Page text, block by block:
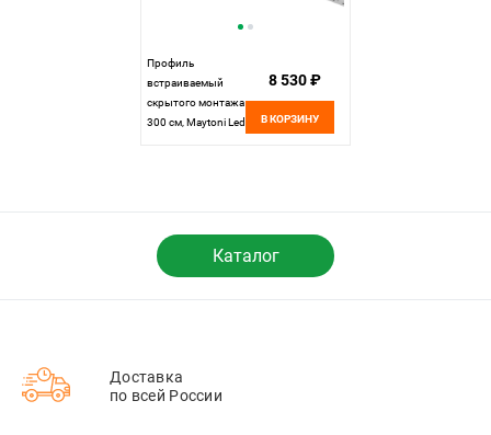
Профиль
встраиваемый
скрытого монтажа
300 см, Maytoni Led
8 530 ₽
В КОРЗИНУ
Каталог
Доставка
по всей России